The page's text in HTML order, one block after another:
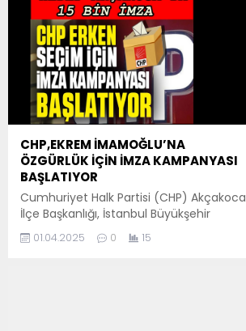
CHP,EKREM İMAMOĞLU’NA
ÖZGÜRLÜK İÇİN İMZA KAMPANYASI
BAŞLATIYOR
Cumhuriyet Halk Partisi (CHP) Akçakoca
İlçe Başkanlığı, İstanbul Büyükşehir
Belediye Başkanı Ekrem İmamoğlu’na
özgürlük talebiyle geniş kapsamlı bir
01.04.2025 0 15